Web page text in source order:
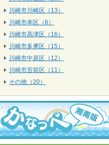
川崎市川崎区（13）
川崎市幸区（6）
川崎市高津区（16）
川崎市多摩区（15）
川崎市中原区（12）
川崎市宮前区（11）
その他（20）